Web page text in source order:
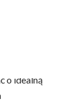
o idealną